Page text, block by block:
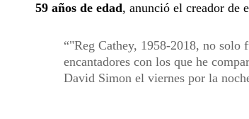
59 años de edad, anunció el creador de
"Reg Cathey, 1958-2018, no solo
encantadores con los que he
David Simon el viernes por la